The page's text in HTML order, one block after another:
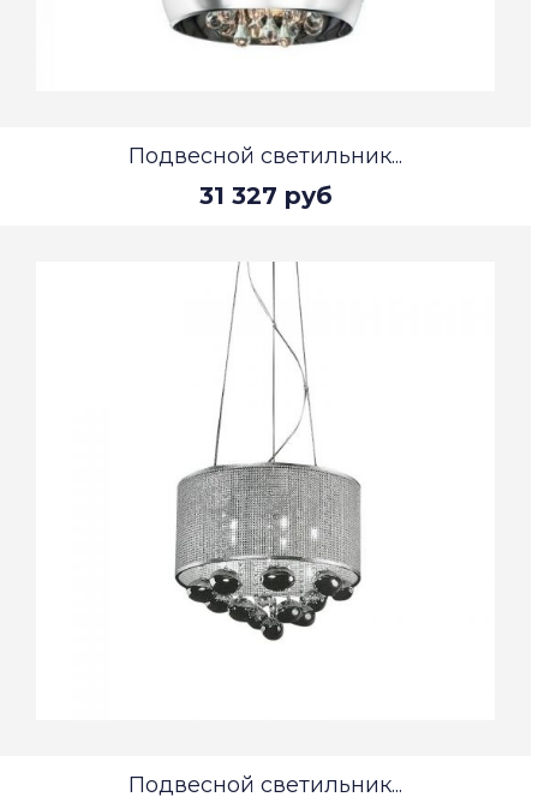
Подвесной светильник...
31 327 руб
Подвесной светильник...